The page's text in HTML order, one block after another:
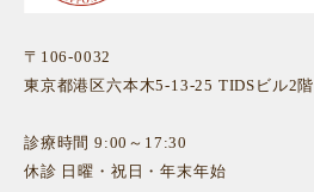
〒106-0032
東京都港区六本木5-13-25 TIDSビル2階
診療時間 9:00～17:30
休診 日曜・祝日・年末年始